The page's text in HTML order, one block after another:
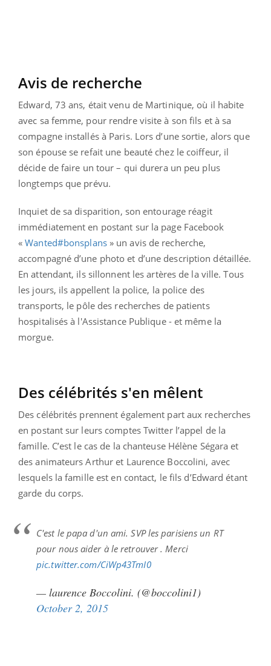
Avis de recherche
Edward, 73 ans, était venu de Martinique, où il habite
avec sa femme, pour rendre visite à son fils et à sa
compagne installés à Paris. Lors d’une sortie, alors que
son épouse se refait une beauté chez le coiffeur, il
décide de faire un tour – qui durera un peu plus
longtemps que prévu.
Inquiet de sa disparition, son entourage réagit
immédiatement en postant sur la page Facebook
«Wanted#bonsplans» un avis de recherche,
accompagné d’une photo et d’une description détaillée.
En attendant, ils sillonnent les artères de la ville. Tous
les jours, ils appellent la police, la police des
transports, le pôle des recherches de patients
hospitalisés à l'Assistance Publique - et même la
morgue.
Des célébrités s'en mêlent
Des célébrités prennent également part aux recherches
en postant sur leurs comptes Twitter l’appel de la
famille. C’est le cas de la chanteuse Hélène Ségara et
des animateurs Arthur et Laurence Boccolini, avec
lesquels la famille est en contact, le fils d’Edward étant
garde du corps.
C'est le papa d'un ami. SVP les parisiens un RT
pour nous aider à le retrouver . Merci
pic.twitter.com/CiWp43TmI0
— laurence Boccolini. (@boccolini1)
October 2, 2015